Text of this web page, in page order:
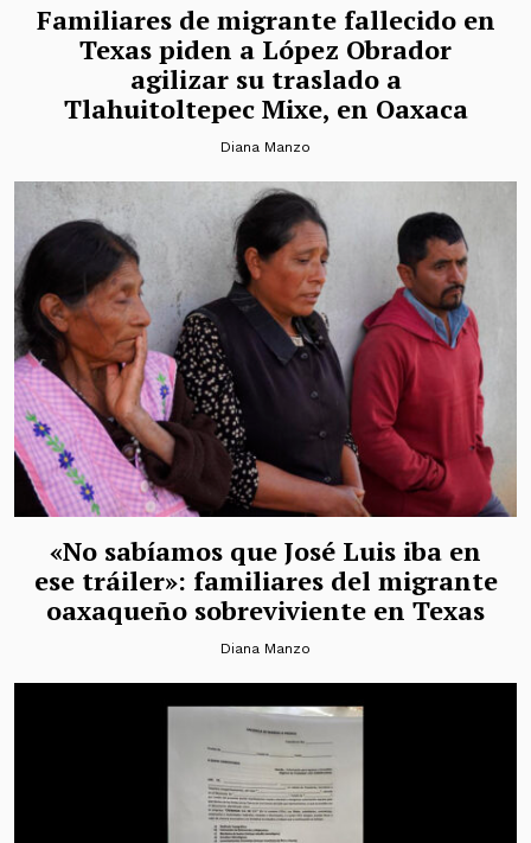
Familiares de migrante fallecido en
Texas piden a López Obrador
agilizar su traslado a
Tlahuitoltepec Mixe, en Oaxaca
Diana Manzo
«No sabíamos que José Luis iba en
ese tráiler»: familiares del migrante
oaxaqueño sobreviviente en Texas
Diana Manzo